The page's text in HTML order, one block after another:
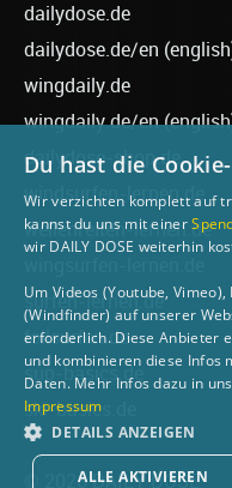
dailydose.de
dailydose.de/en
wingdaily.de
wingdaily.de/en
dailydose-shop.de
windsurfen-lernen.de
wellenreiten-lernen.de
surfen-lernen.de
foilsurfen.de
sup-basics.de
ski-basics.de
© 2026 DAILY DOSE
Du hast die
Wir verzichten komplett auf
kannst du uns mit einer
wir DAILY DOSE weiterhin
Um Videos (Youtube,
(Windfinder) auf unserer
erforderlich. Diese Anbieter
und kombinieren diese Infos
Daten. Mehr Infos dazu in
Impressum
DETAILS ANZEIGEN
ALLE AKTIVIEREN